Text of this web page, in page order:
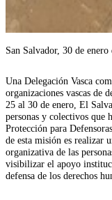
San Salvador, 30 de enero
Una Delegación Vasca
organizaciones vascas de
25 al 30 de enero, El
personas y colectivos que
Protección para
de esta misión es realizar
organizativa de las
visibilizar el apoyo
defensa de los derechos